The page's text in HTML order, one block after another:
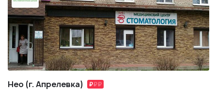
Нео (г. Апрелевка)